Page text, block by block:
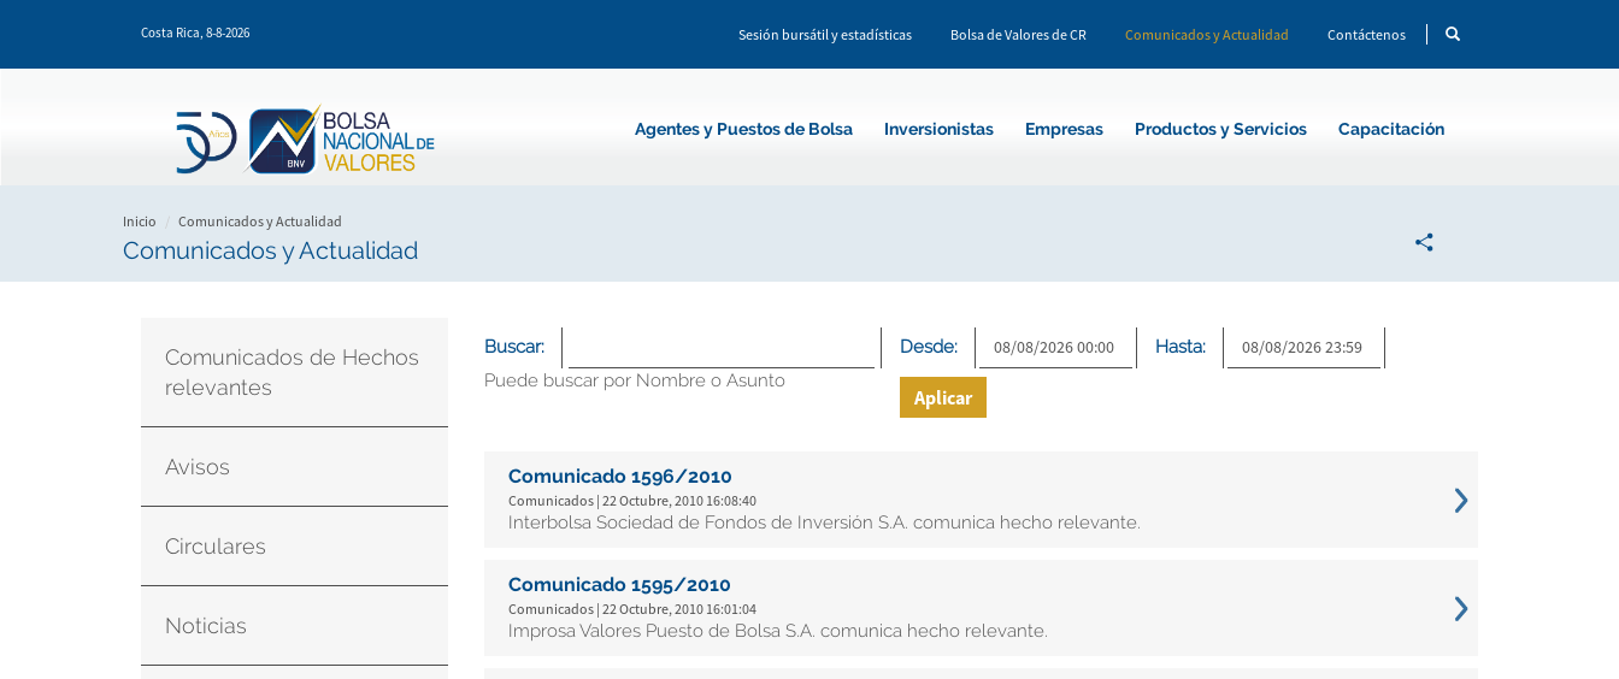
Costa Rica, 8-8-2026 Sesión bursátil y estadísticas Bolsa de Valores de CR Comunicados y Actualidad Contáctenos
Agentes y Puestos de Bolsa Inversionistas Empresas Productos y Servicios Capacitación
Inicio Comunicados y Actualidad
Comunicados y Actualidad
Comunicados de Hechos
relevantes
Avisos
Circulares
Noticias
Buscar:
Puede buscar por Nombre o Asunto
Desde: Hasta:
Aplicar
Comunicado 1596/2010
Comunicados | 22 Octubre, 2010 16:08:40
Interbolsa Sociedad de Fondos de Inversión S.A. comunica hecho relevante.
Comunicado 1595/2010
Comunicados | 22 Octubre, 2010 16:01:04
Improsa Valores Puesto de Bolsa S.A. comunica hecho relevante.